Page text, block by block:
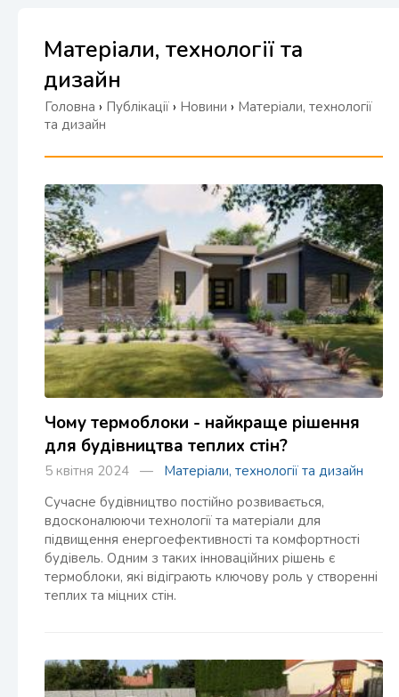
Матеріали, технології та
дизайн
Головна › Публікації › Новини › Матеріали, технології
та дизайн
Чому термоблоки - найкраще рішення
для будівництва теплих стін?
5 квітня 2024 — Матеріали, технології та дизайн
Сучасне будівництво постійно розвивається,
вдосконалюючи технології та матеріали для
підвищення енергоефективності та комфортності
будівель. Одним з таких інноваційних рішень є
термоблоки, які відіграють ключову роль у створенні
теплих та міцних стін.